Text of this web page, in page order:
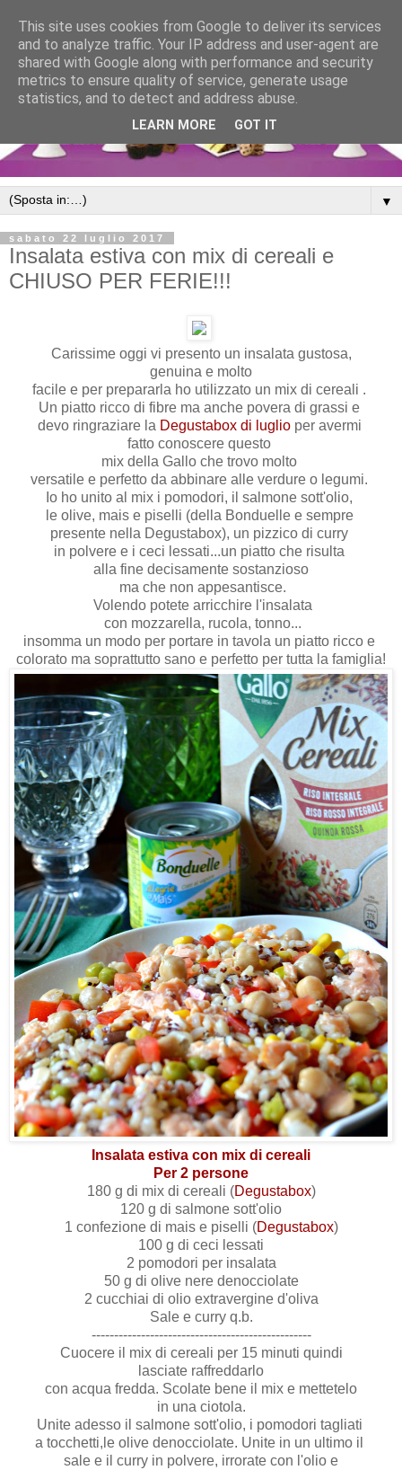
▼
sabato 22 luglio 2017
Insalata estiva con mix di cereali e
CHIUSO PER FERIE!!!
Carissime oggi vi presento un insalata gustosa,
genuina e molto
facile e per prepararla ho utilizzato un mix di cereali .
Un piatto ricco di fibre ma anche povera di grassi e
devo ringraziare la Degustabox di luglioper avermi
fatto conoscere questo
mix della Gallo che trovo molto
versatile e perfetto da abbinare alle verdure o legumi.
Io ho unito al mix i pomodori, il salmone sott'olio,
le olive, mais e piselli (della Bonduelle e sempre
presente nella Degustabox), un pizzico di curry
in polvere e i ceci lessati...un piatto che risulta
alla fine decisamente sostanzioso
ma che non appesantisce.
Volendo potete arricchire l'insalata
con mozzarella, rucola, tonno...
insomma un modo per portare in tavola un piatto ricco e
colorato ma soprattutto sano e perfetto per tutta la famiglia!
Insalata estiva con mix di cereali
Per 2 persone
180 g di mix di cereali (Degustabox)
120 g di salmone sott'olio
1 confezione di mais e piselli (Degustabox)
100 g di ceci lessati
2 pomodori per insalata
50 g di olive nere denocciolate
2 cucchiai di olio extravergine d'oliva
Sale e curry q.b.
-------------------------------------------------
Cuocere il mix di cereali per 15 minuti quindi
lasciate raffreddarlo
con acqua fredda. Scolate bene il mix e mettetelo
in una ciotola.
Unite adesso il salmone sott'olio, i pomodori tagliati
a tocchetti,le olive denocciolate. Unite in un ultimo il
sale e il curry in polvere, irrorate con l'olio e
This site uses cookies from Google to deliver its services
and to analyze traffic. Your IP address and user-agent are
shared with Google along with performance and security
metrics to ensure quality of service, generate usage
statistics, and to detect and address abuse.
LEARN MORE GOT IT